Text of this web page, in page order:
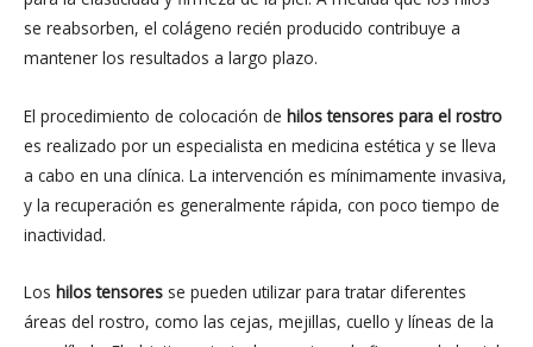
se reabsorben, el colágeno recién producido contribuye a
mantener los resultados a largo plazo.
El procedimiento de colocación de hilos tensores para el rostro
es realizado por un especialista en medicina estética y se lleva
a cabo en una clínica. La intervención es mínimamente invasiva,
y la recuperación es generalmente rápida, con poco tiempo de
inactividad.
Los hilos tensores se pueden utilizar para tratar diferentes
áreas del rostro, como las cejas, mejillas, cuello y líneas de la